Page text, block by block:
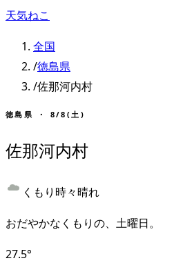
天気ねこ
全国
/徳島県
/佐那河内村
徳島県 ・ 8/8(土)
佐那河内村
くもり時々晴れ
おだやかなくもりの、土曜日。
27.5°